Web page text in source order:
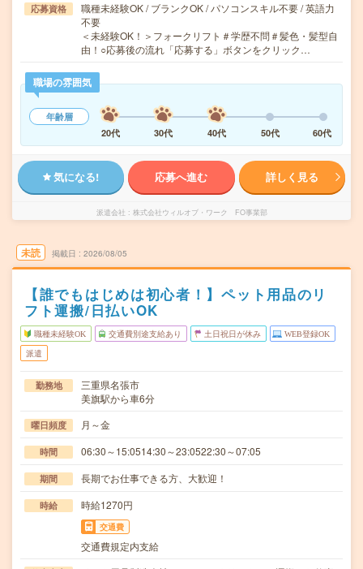
応募資格
職種未経験OK / ブランクOK / パソコンスキル不要 / 英語力
不要
＜未経験OK！＞フォークリフト＃学歴不問＃髪色・髪型自
由！○応募後の流れ「応募する」ボタンをクリック…
職場の雰囲気
年齢層
20代
30代 40代 50代 60代
気になる! 応募へ進む 詳しく見る
派遣会社 株式会社ウィルオブ・ワーク FO事業部
未読 掲載日 2026/08/05
【誰でもはじめは初心者！】ペット用品のリ
フト運搬/日払いOK
職種未経験OK 交通費別途支給あり 土日祝日が休み WEB登録OK
派遣
勤務地
三重県名張市
美旗駅から車6分
曜日頻度 月～金
時間 06:30～15:0514:30～23:0522:30～07:05
期間 長期でお仕事できる方、大歓迎！
時給 時給1270円
交通費
交通費規定内支給